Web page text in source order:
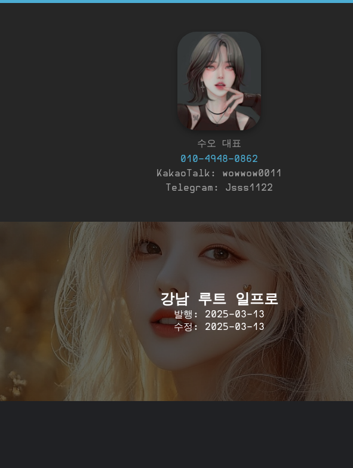
수오 대표
010-4948-0862
KakaoTalk: wowwow0011
Telegram: Jsss1122
강남 루트 일프로
발행: 2025-03-13
수정: 2025-03-13